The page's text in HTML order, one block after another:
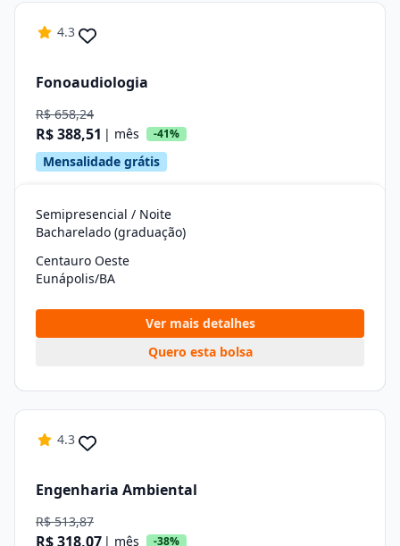
4.3
Fonoaudiologia
R$ 658,24
R$ 388,51 | mês -41%
Mensalidade grátis
Semipresencial / Noite
Bacharelado (graduação)
Centauro Oeste
Eunápolis/BA
Ver mais detalhes
Quero esta bolsa
4.3
Engenharia Ambiental
R$ 513,87
R$ 318,07 | mês -38%